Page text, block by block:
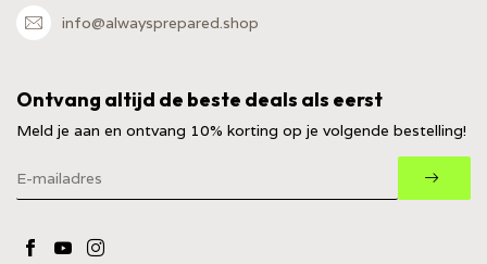
info@alwaysprepared.shop
Ontvang altijd de beste deals als eerst
Meld je aan en ontvang 10% korting op je volgende bestelling!